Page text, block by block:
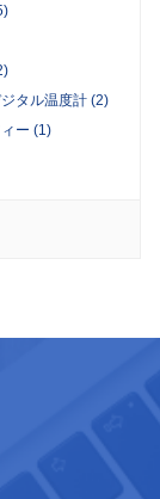
タル温度計 (2)
ー (1)